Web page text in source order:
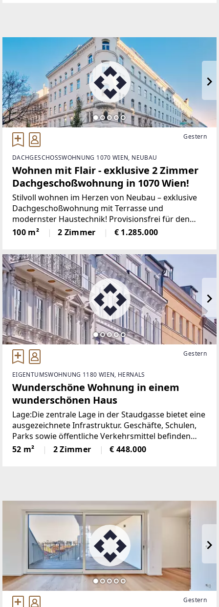
Gestern
DACHGESCHOSSWOHNUNG 1070 WIEN, NEUBAU
Wohnen mit Flair - exklusive 2 Zimmer
Dachgeschoßwohnung in 1070 Wien!
Stilvoll wohnen im Herzen von Neubau – exklusive
Dachgeschoßwohnung mit Terrasse und
modernster Haustechnik! Provisionsfrei für den
KäuferLageKandlgasse / Schottenfeldgasse – 1070
WienDer 7. Wiener Gemeindebezirk
100 m² 2 Zimmer € 1.285.000
Gestern
EIGENTUMSWOHNUNG 1180 WIEN, HERNALS
Wunderschöne Wohnung in einem
wunderschönen Haus
Lage:Die zentrale Lage in der Staudgasse bietet eine
ausgezeichnete Infrastruktur. Geschäfte, Schulen,
Parks sowie öffentliche Verkehrsmittel befinden
sich in unmittelbarer Nähe. Die U6-Station
Michelbeuern-AKH, die Straßenbahnlinien 9 und 42
52 m² 2 Zimmer € 448.000
Gestern